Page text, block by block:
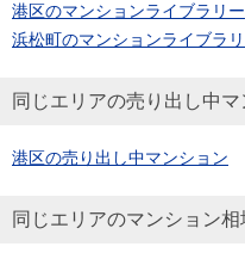
港区のマンションライブラリー
浜松町のマンションライブラ
同じエリアの売り出し中マ
港区の売り出し中マンション
同じエリアのマンション相